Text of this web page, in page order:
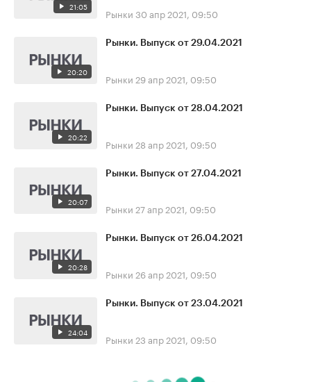
21:05 Рынки 30 апр 2021, 09:50
20:20
Рынки. Выпуск от 29.04.2021
Рынки 29 апр 2021, 09:50
20:22
Рынки. Выпуск от 28.04.2021
Рынки 28 апр 2021, 09:50
20:07
Рынки. Выпуск от 27.04.2021
Рынки 27 апр 2021, 09:50
20:28
Рынки. Выпуск от 26.04.2021
Рынки 26 апр 2021, 09:50
24:04
Рынки. Выпуск от 23.04.2021
Рынки 23 апр 2021, 09:50